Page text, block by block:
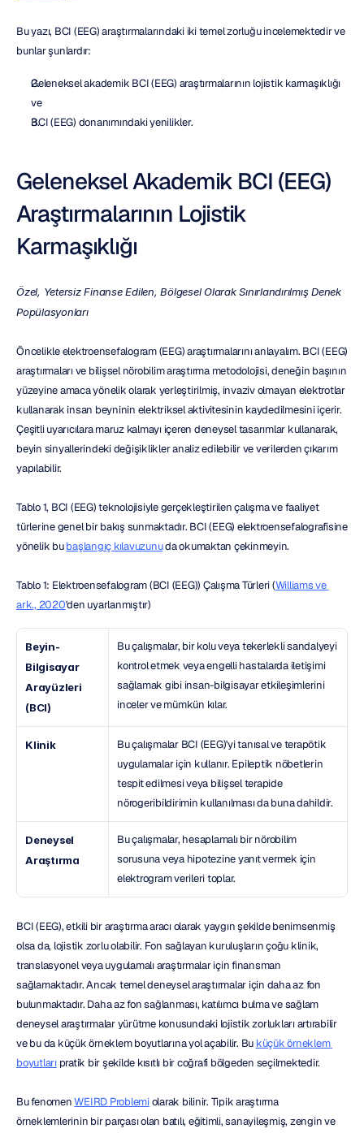
Bu yazı, BCI (EEG) araştırmalarındaki iki temel zorluğu incelemektedir ve
bunlar şunlardır:
Geleneksel akademik BCI (EEG) araştırmalarının lojistik karmaşıklığı
ve
BCI (EEG) donanımındaki yenilikler.
Geleneksel Akademik BCI (EEG)
Araştırmalarının Lojistik
Karmaşıklığı
Özel, Yetersiz Finanse Edilen, Bölgesel Olarak Sınırlandırılmış Denek
Popülasyonları
Öncelikle elektroensefalogram (EEG) araştırmalarını anlayalım. BCI (EEG)
araştırmaları ve bilişsel nörobilim araştırma metodolojisi, deneğin başının
yüzeyine amaca yönelik olarak yerleştirilmiş, invaziv olmayan elektrotlar
kullanarak insan beyninin elektriksel aktivitesinin kaydedilmesini içerir.
Çeşitli uyarıcılara maruz kalmayı içeren deneysel tasarımlar kullanarak,
beyin sinyallerindeki değişiklikler analiz edilebilir ve verilerden çıkarım
yapılabilir.
Tablo 1, BCI (EEG) teknolojisiyle gerçekleştirilen çalışma ve faaliyet
türlerine genel bir bakış sunmaktadır. BCI (EEG) elektroensefalografisine
yönelik bu başlangıç kılavuzunu da okumaktan çekinmeyin.
Tablo 1: Elektroensefalogram (BCI (EEG)) Çalışma Türleri (Williams ve
ark., 2020'den uyarlanmıştır)
Beyin-
Bilgisayar
Arayüzleri
(BCI)
Bu çalışmalar, bir kolu veya tekerlekli sandalyeyi
kontrol etmek veya engelli hastalarda iletişimi
sağlamak gibi insan-bilgisayar etkileşimlerini
inceler ve mümkün kılar.
Klinik
Bu çalışmalar BCI (EEG)'yi tanısal ve terapötik
uygulamalar için kullanır. Epileptik nöbetlerin
tespit edilmesi veya bilişsel terapide
nörogeribildirimin kullanılması da buna dahildir.
Deneysel
Araştırma
Bu çalışmalar, hesaplamalı bir nörobilim
sorusuna veya hipotezine yanıt vermek için
elektrogram verileri toplar.
BCI (EEG), etkili bir araştırma aracı olarak yaygın şekilde benimsenmiş
olsa da, lojistik zorlu olabilir. Fon sağlayan kuruluşların çoğu klinik,
translasyonel veya uygulamalı araştırmalar için finansman
sağlamaktadır. Ancak temel deneysel araştırmalar için daha az fon
bulunmaktadır. Daha az fon sağlanması, katılımcı bulma ve sağlam
deneysel araştırmalar yürütme konusundaki lojistik zorlukları artırabilir
ve bu da küçük örneklem boyutlarına yol açabilir. Bu küçük örneklem
boyutları pratik bir şekilde kısıtlı bir coğrafi bölgeden seçilmektedir.
Bu fenomen WEIRD Problemi olarak bilinir. Tipik araştırma
örneklemlerinin bir parçası olan batılı, eğitimli, sanayileşmiş, zengin ve